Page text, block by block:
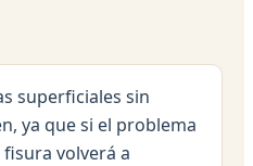
superficiales sin
ya que si el problema
volverá a